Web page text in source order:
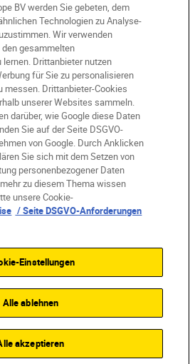
des Nikon Stores
Barrierefreiheit
BV werden Sie gebeten, dem
Technologien zu Analyse-
Wir verwenden
gesammelten
Drittanbieter nutzen
für Sie zu personalisieren
messen. Drittanbieter-Cookies
unserer Websites sammeln.
darüber, wie Google diese Daten
Sie auf der Seite DSGVO-
von Google. Durch Anklicken
Sie sich mit dem Setzen von
personenbezogener Daten
zu diesem Thema wissen
unsere Cookie-
/ Seite DSGVO-Anforderungen
Einstellungen
Alle ablehnen
akzeptieren